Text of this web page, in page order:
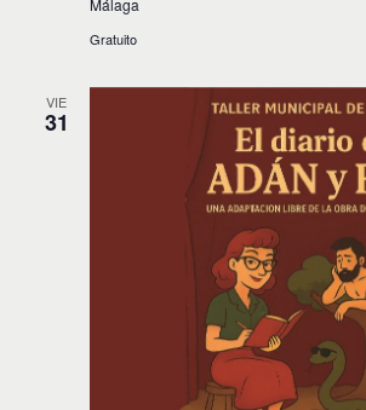
Málaga
Gratuito
VIE
31